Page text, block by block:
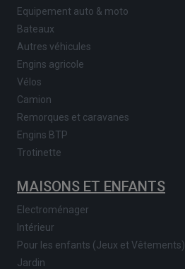
Equipement auto & moto
Bateaux
Autres véhicules
Engins agricole
Vélos
Camion
Remorques et caravanes
Engins BTP
Trotinette
MAISONS ET ENFANTS
Electroménager
Intérieur
Pour les enfants (Jeux et Vêtements)
Jardin